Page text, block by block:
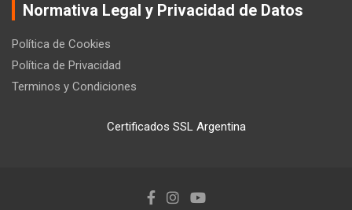
Normativa Legal y Privacidad de Datos
Política de Cookies
Política de Privacidad
Terminos y Condiciones
Certificados SSL Argentina